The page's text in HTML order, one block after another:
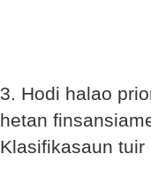
3. Hodi halao
hetan
Klasifikasaun tuir